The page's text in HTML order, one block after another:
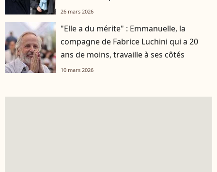
26 mars 2026
"Elle a du mérite" : Emmanuelle, la
compagne de Fabrice Luchini qui a 20
ans de moins, travaille à ses côtés
10 mars 2026